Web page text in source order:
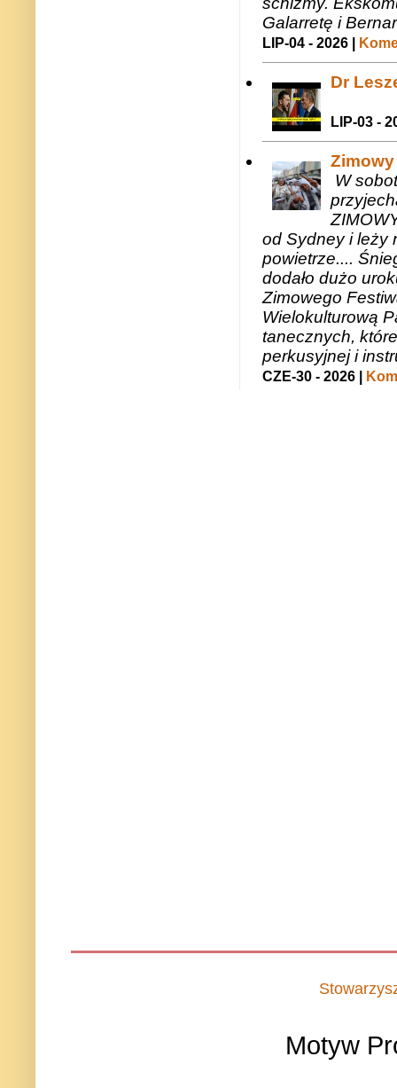
Galarretę i
LIP-04 - 2026 |
Dr
LIP-03 -
W
od Sydney i leży
powietrze....
dodało dużo
Zimowego
Wielokulturową
tanecznych,
perkusyjnej i
CZE-30 - 2026 |
Motyw